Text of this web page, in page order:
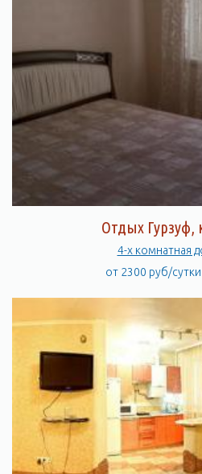
Отдых Гурзуф,
4-х комнатная
от 2300 руб/